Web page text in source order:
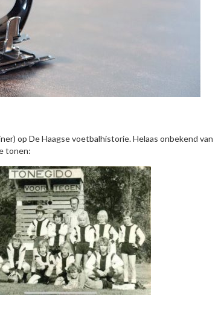
op De Haagse voetbalhistorie. Helaas onbekend van
tonen: